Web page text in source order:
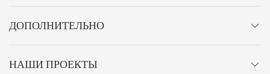
ДОПОЛНИТЕЛЬНО
НАШИ ПРОЕКТЫ